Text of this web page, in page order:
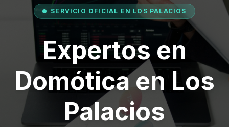
SERVICIO OFICIAL EN LOS PALACIOS
Expertos en
Domótica en Los
Palacios